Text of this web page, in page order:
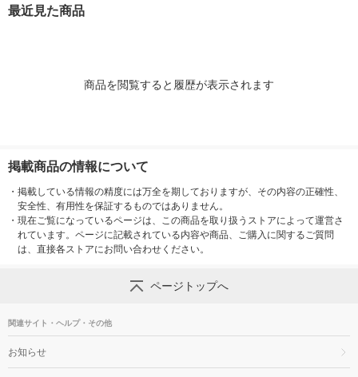
最近見た商品
商品を閲覧すると履歴が表示されます
掲載商品の情報について
・ 掲載している情報の精度には万全を期しておりますが、その内容の正確性、
安全性、有用性を保証するものではありません。
・ 現在ご覧になっているページは、この商品を取り扱うストアによって運営さ
れています。ページに記載されている内容や商品、ご購入に関するご質問
は、直接各ストアにお問い合わせください。
ページトップへ
関連サイト・ヘルプ・その他
お知らせ